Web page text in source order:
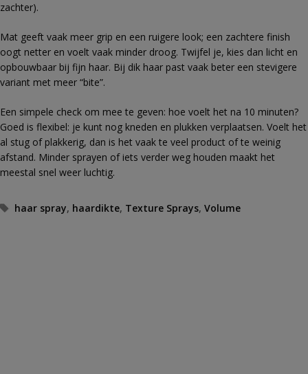
zachter).
Mat geeft vaak meer grip en een ruigere look; een zachtere finish
oogt netter en voelt vaak minder droog. Twijfel je, kies dan licht en
opbouwbaar bij fijn haar. Bij dik haar past vaak beter een stevigere
variant met meer “bite”.
Een simpele check om mee te geven: hoe voelt het na 10 minuten?
Goed is flexibel: je kunt nog kneden en plukken verplaatsen. Voelt het
al stug of plakkerig, dan is het vaak te veel product of te weinig
afstand. Minder sprayen of iets verder weg houden maakt het
meestal snel weer luchtig.
Tags
haar spray, haardikte, Texture Sprays,Volume